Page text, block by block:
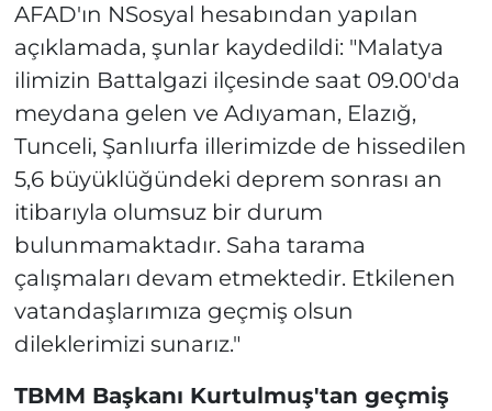
AFAD'ın NSosyal hesabından yapılan
açıklamada, şunlar kaydedildi: "Malatya
ilimizin Battalgazi ilçesinde saat 09.00'da
meydana gelen ve Adıyaman, Elazığ,
Tunceli, Şanlıurfa illerimizde de hissedilen
5,6 büyüklüğündeki deprem sonrası an
itibarıyla olumsuz bir durum
bulunmamaktadır. Saha tarama
çalışmaları devam etmektedir. Etkilenen
vatandaşlarımıza geçmiş olsun
dileklerimizi sunarız."
TBMM Başkanı Kurtulmuş'tan geçmiş